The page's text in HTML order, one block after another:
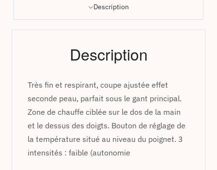
Description
Description
Très fin et respirant, coupe ajustée effet
seconde peau, parfait sous le gant principal.
Zone de chauffe ciblée sur le dos de la main
et le dessus des doigts. Bouton de réglage de
la température situé au niveau du poignet. 3
intensités : faible (autonomie